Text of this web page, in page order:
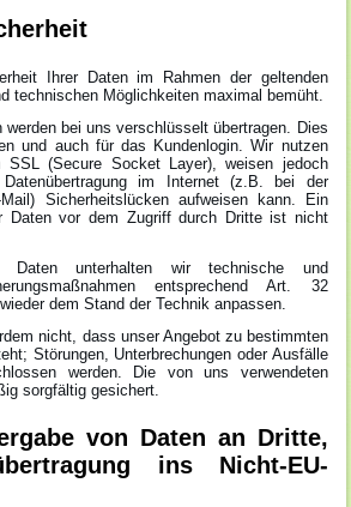
Ihrer Daten im Rahmen der geltenden
technischen Möglichkeiten maximal bemüht.
werden bei uns verschlüsselt übertragen. Dies
und auch für das Kundenlogin. Wir nutzen
SSL (Secure Socket Layer), weisen jedoch
im Internet (z.B. bei der
Sicherheitslücken aufweisen kann. Ein
Daten vor dem Zugriff durch Dritte ist nicht
Daten unterhalten wir technische und
entsprechend Art. 32
dem Stand der Technik anpassen.
nicht, dass unser Angebot zu bestimmten
Störungen, Unterbrechungen oder Ausfälle
werden. Die von uns verwendeten
sorgfältig gesichert.
von Daten an Dritte,
ins Nicht-EU-